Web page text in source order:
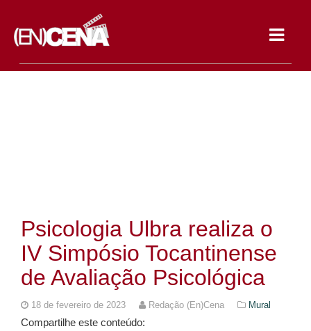
Psicologia Ulbra realiza o
IV Simpósio Tocantinense
de Avaliação Psicológica
18 de fevereiro de 2023 Redação (En)Cena Mural
Compartilhe este conteúdo: